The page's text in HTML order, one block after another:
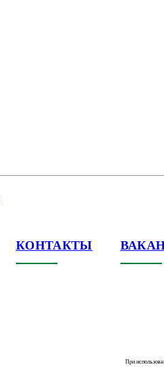
КОНТАКТЫ
При